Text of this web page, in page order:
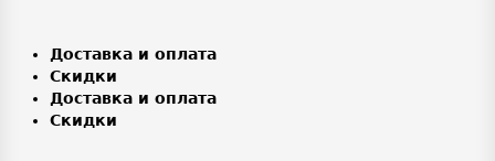
Доставка и оплата
Скидки
Доставка и оплата
Скидки